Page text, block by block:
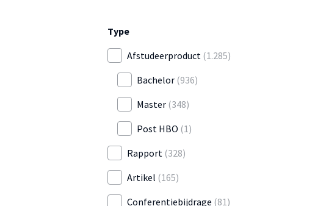
Type
Afstudeerproduct (1.285)
Bachelor (936)
Master (348)
Post HBO (1)
Rapport (328)
Artikel (165)
Conferentiebijdrage (81)